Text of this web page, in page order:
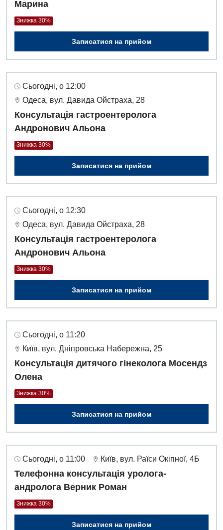
Урологічне відділення
Фізіотерапія
Для дітей
Дитяча алергологія
Дитяча гастроентерологія
Дитяча гінекологія
Дитяча дерматовенерологія
Дитяча ендокринологія
Дитяча кардіоревматологія
Дитяча неврологія
Дитяча ортопедія і травматологія
Дитяча хірургія
Педіатрія
Марина
Знижка 30%
Записатися на прийом
Сьогодні, о 12:00
Одеса, вул. Давида Ойстраха, 28
Консультація гастроентеролога
Андронович Альона
Знижка 30%
Записатися на прийом
Сьогодні, о 12:30
Одеса, вул. Давида Ойстраха, 28
Консультація гастроентеролога
Андронович Альона
Знижка 30%
Записатися на прийом
Сьогодні, о 11:20
Київ, вул. Дніпровська Набережна, 25
Консультація дитячого гінеколога Мосендз
Олена
Знижка 30%
Записатися на прийом
Сьогодні, о 11:00 Київ, вул. Раїси Окіпної, 4Б
Телефонна консультація уролога-
андролога Верник Роман
Знижка 30%
Записатися на прийом